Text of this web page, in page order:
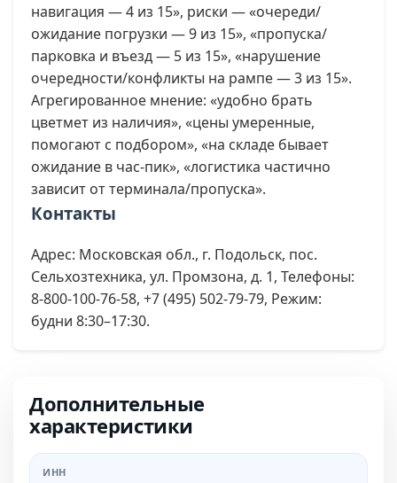
навигация — 4 из 15», риски — «очереди/
ожидание погрузки — 9 из 15», «пропуска/
парковка и въезд — 5 из 15», «нарушение
очередности/конфликты на рампе — 3 из 15».
Агрегированное мнение: «удобно брать
цветмет из наличия», «цены умеренные,
помогают с подбором», «на складе бывает
ожидание в час-пик», «логистика частично
зависит от терминала/пропуска».
Контакты
Адрес: Московская обл., г. Подольск, пос.
Сельхозтехника, ул. Промзона, д. 1, Телефоны:
8-800-100-76-58, +7 (495) 502-79-79, Режим:
будни 8:30–17:30.
Дополнительные
характеристики
ИНН